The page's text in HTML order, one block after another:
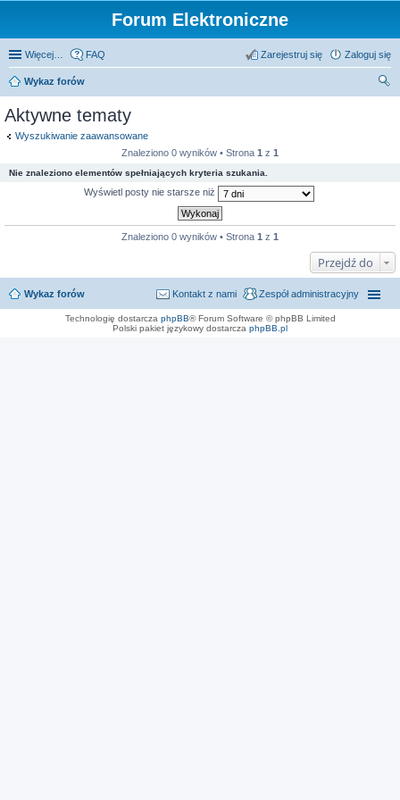
Forum Elektroniczne
Więcej… FAQ Zaloguj się
Zarejestruj się
Wykaz forów
Aktywne tematy
Wyszukiwanie zaawansowane
Znaleziono 0 wyników • Strona 1 z 1
Nie znaleziono elementów spełniających kryteria szukania.
Wyświetl posty nie starsze niż
Znaleziono 0 wyników • Strona 1 z 1
Przejdź do
Wykaz forów Zespół administracyjny
Kontakt z nami
Technologię dostarcza phpBB® Forum Software © phpBB Limited
Polski pakiet językowy dostarcza phpBB.pl